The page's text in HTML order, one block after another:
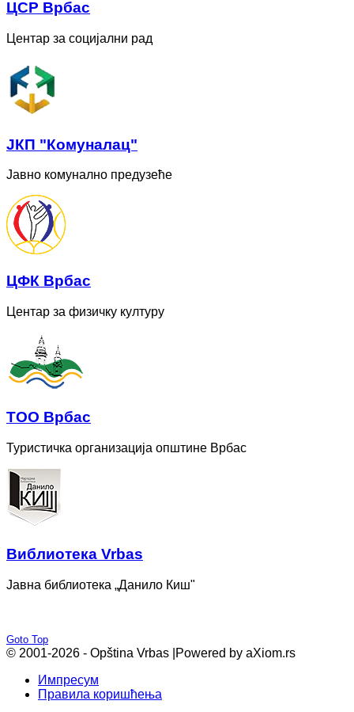
ЦСР Врбас
Центар за социјални рад
ЈКП "Комуналац"
Јавно комунално предузеће
ЦФК Врбас
Центар за физичку културу
ТОО Врбас
Туристичка организација општине Врбас
Bиблиотека Vrbas
Јавна библиотека „Данило Киш"
Goto Top
© 2001-2026 - Opština Vrbas | Powered by aXiom.rs
Импресум
Правила коришћења